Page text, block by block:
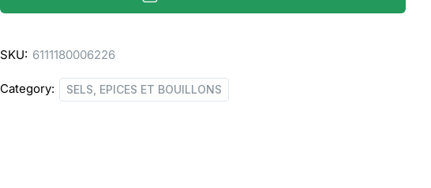
SKU: 6111180006226
Category: SELS, EPICES ET BOUILLONS